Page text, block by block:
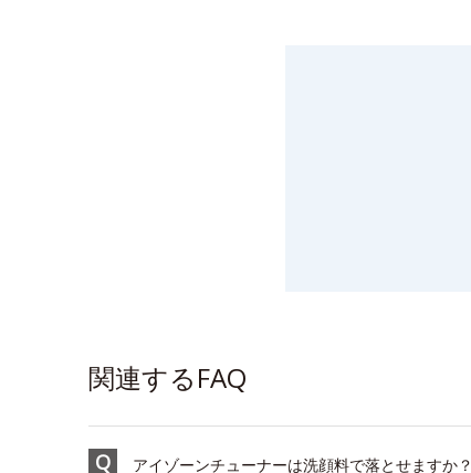
関連するFAQ
アイゾーンチューナーは洗顔料で落とせますか？